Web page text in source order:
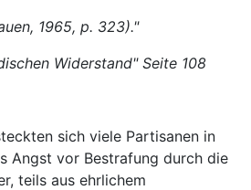
1965, p. 323)."
Widerstand" Seite 108
sich viele Partisanen in
Angst vor Bestrafung durch die
teils aus ehrlichem